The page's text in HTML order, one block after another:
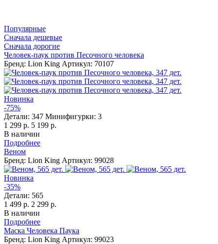
Популярные
Сначала дешевые
Сначала дорогие
Человек-паук против Песочного человека
Бренд: Lion King Артикул: 70107
Новинка
-75%
Детали: 347 Минифигурки: 3
1 299 р. 5 199 р.
В наличии
Подробнее
Веном
Бренд: Lion King Артикул: 99028
Новинка
-35%
Детали: 565
1 499 р. 2 299 р.
В наличии
Подробнее
Маска Человека Паука
Бренд: Lion King Артикул: 99023